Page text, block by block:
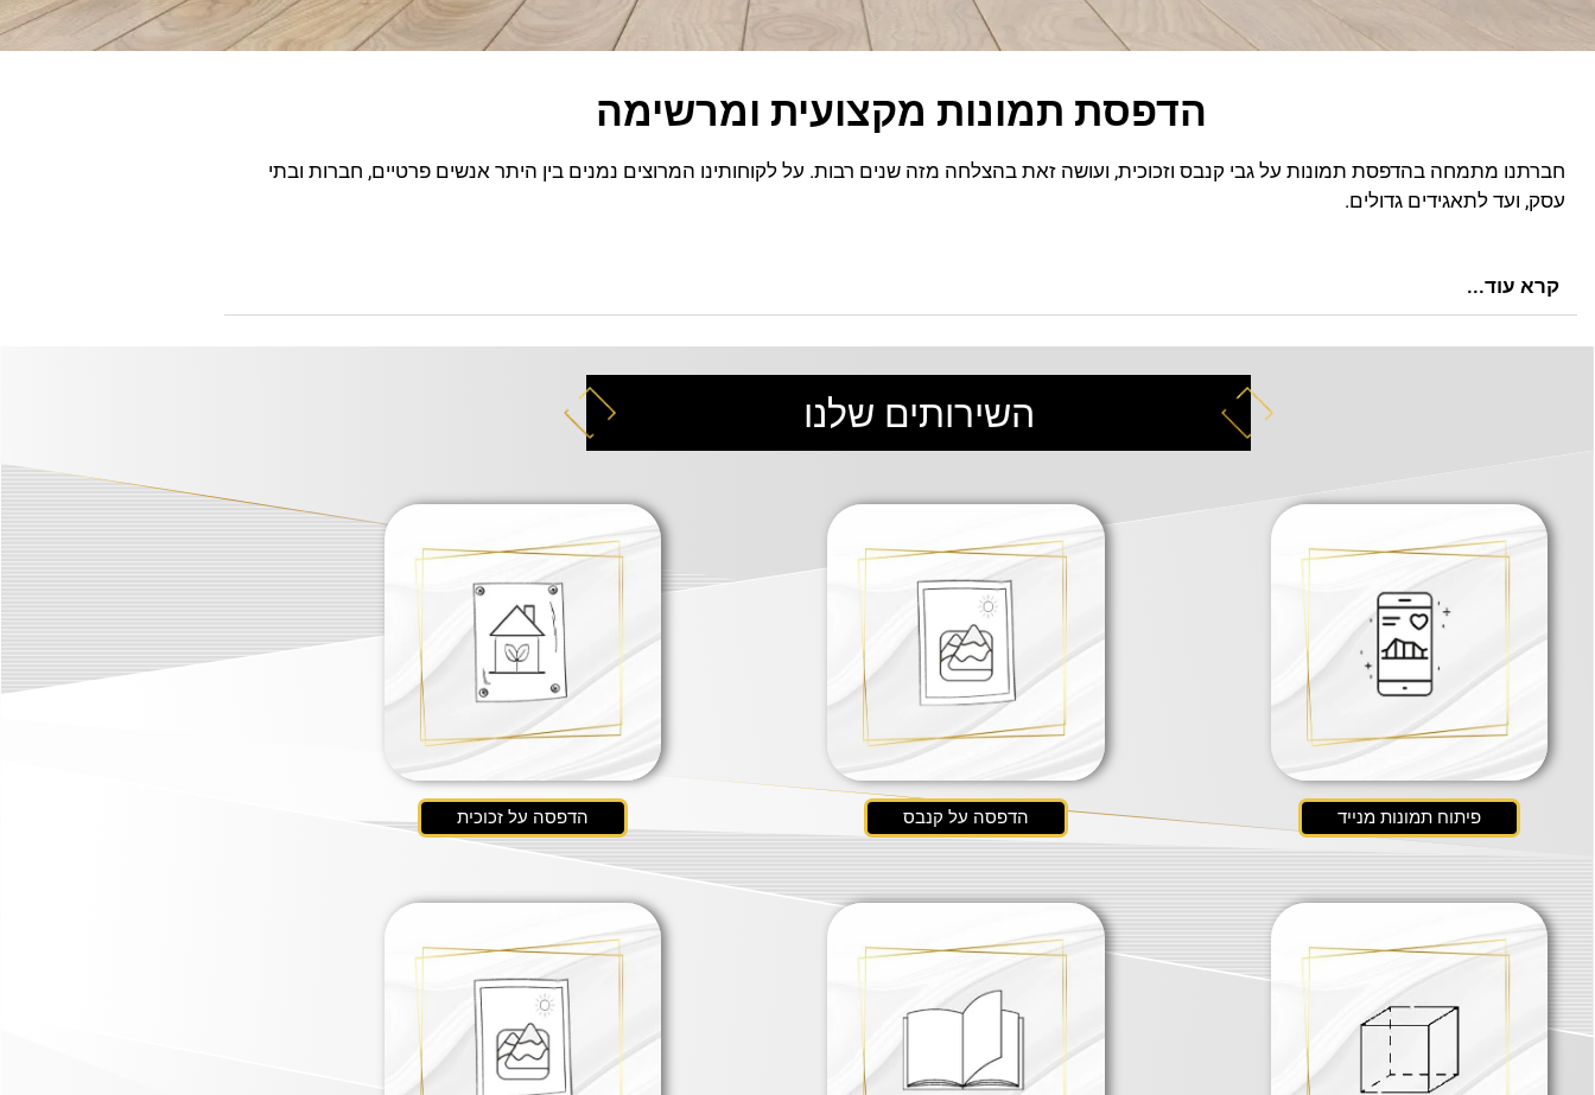
הדפסת תמונות מקצועית ומרשימה
חברתנו מתמחה בהדפסת תמונות על גבי קנבס וזכוכית, ועושה זאת בהצלחה מזה שנים רבות. על לקוחותינו המרוצים נמנים בין היתר אנשים פרטיים, חברות ובתי
עסק, ועד לתאגידים גדולים.
קרא עוד...
השירותים שלנו
פיתוח תמונות מנייד הדפסה על קנבס הדפסה על זכוכית